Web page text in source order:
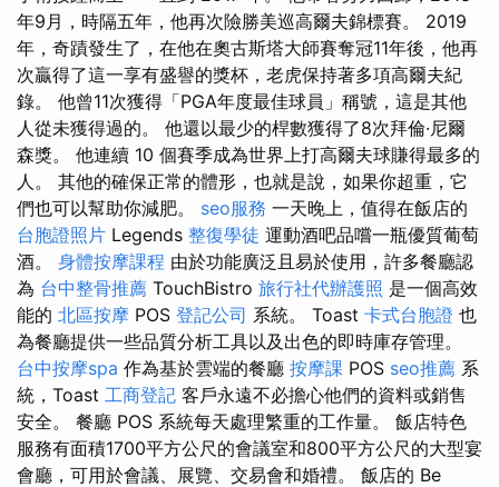
年9月，時隔五年，他再次險勝美巡高爾夫錦標賽。 2019
年，奇蹟發生了，在他在奧古斯塔大師賽奪冠11年後，他再
次贏得了這一享有盛譽的獎杯，老虎保持著多項高爾夫紀
錄。 他曾11次獲得「PGA年度最佳球員」稱號，這是其他
人從未獲得過的。 他還以最少的桿數獲得了8次拜倫·尼爾
森獎。 他連續 10 個賽季成為世界上打高爾夫球賺得最多的
人。 其他的確保正常的體形，也就是說，如果你超重，它
們也可以幫助你減肥。 seo服務 一天晚上，值得在飯店的
台胞證照片 Legends 整復學徒 運動酒吧品嚐一瓶優質葡萄
酒。 身體按摩課程 由於功能廣泛且易於使用，許多餐廳認
為 台中整骨推薦 TouchBistro 旅行社代辦護照 是一個高效
能的 北區按摩 POS 登記公司 系統。 Toast 卡式台胞證 也
為餐廳提供一些品質分析工具以及出色的即時庫存管理。
台中按摩spa 作為基於雲端的餐廳 按摩課 POS seo推薦 系
統，Toast 工商登記 客戶永遠不必擔心他們的資料或銷售
安全。 餐廳 POS 系統每天處理繁重的工作量。 飯店特色
服務有面積1700平方公尺的會議室和800平方公尺的大型宴
會廳，可用於會議、展覽、交易會和婚禮。 飯店的 Be